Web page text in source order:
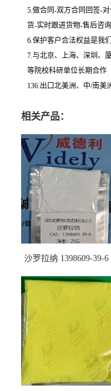
5.做合同-双方合同回签-
货-实时跟进货物-售后咨询
6.保护客户合法权益是我
7.与北京、上海、深圳、
等院校科研单位长期合作
136.出口北美洲、中/南美
相关产品：
沙罗拉纳 1398609-39-6